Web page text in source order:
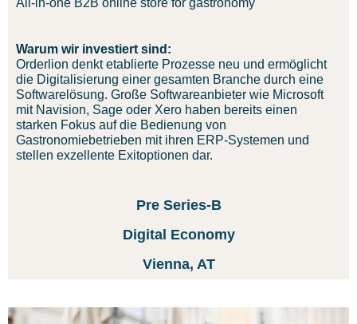
All-in-one B2B online store for gastronomy
Warum wir investiert sind:
Orderlion denkt etablierte Prozesse neu und ermöglicht
die Digitalisierung einer gesamten Branche durch eine
Softwarelösung. Große Softwareanbieter wie Microsoft
mit Navision, Sage oder Xero haben bereits einen
starken Fokus auf die Bedienung von
Gastronomiebetrieben mit ihren ERP-Systemen und
stellen exzellente Exitoptionen dar.
Pre Series-B
Digital Economy
Vienna, AT